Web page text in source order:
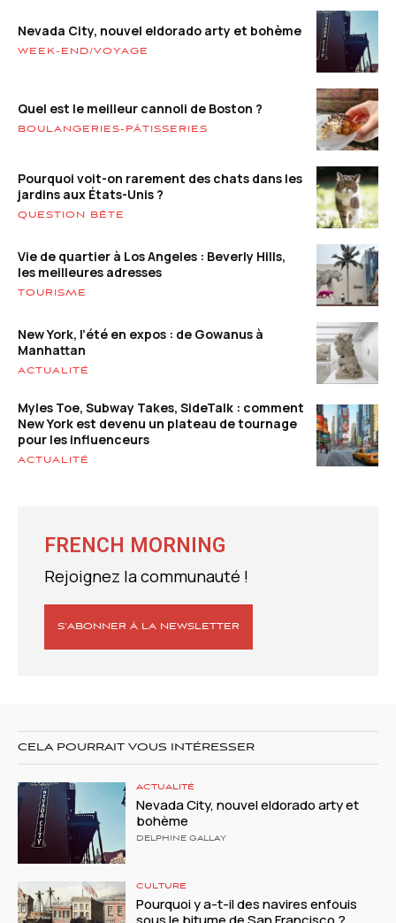
Nevada City, nouvel eldorado arty et bohème
WEEK-END/VOYAGE
Quel est le meilleur cannoli de Boston ?
BOULANGERIES-PÂTISSERIES
Pourquoi voit-on rarement des chats dans les
jardins aux États-Unis ?
QUESTION BÊTE
Vie de quartier à Los Angeles : Beverly Hills,
les meilleures adresses
TOURISME
New York, l’été en expos : de Gowanus à
Manhattan
ACTUALITÉ
Myles Toe, Subway Takes, SideTalk : comment
New York est devenu un plateau de tournage
pour les influenceurs
ACTUALITÉ
FRENCH MORNING
Rejoignez la communauté !
S’ABONNER À LA NEWSLETTER
CELA POURRAIT VOUS INTÉRESSER
ACTUALITÉ
Nevada City, nouvel eldorado arty et
bohème
DELPHINE GALLAY
CULTURE
Pourquoi y a-t-il des navires enfouis